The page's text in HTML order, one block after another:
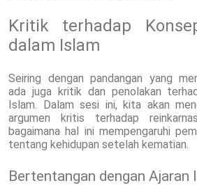
Kritik terhadap
dalam Islam
Seiring dengan pandangan yang
ada juga kritik dan penolakan
Islam. Dalam sesi ini, kita akan
argumen kritis terhadap
bagaimana hal ini mempengaruhi
tentang kehidupan setelah kematian.
Bertentangan dengan Ajaran